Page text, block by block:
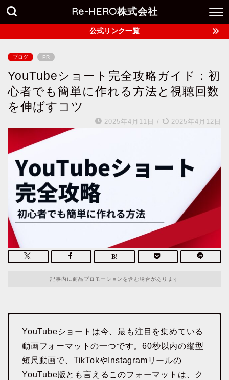
Re-HERO株式会社
公式リンク一覧
ブログ PR
YouTubeショート完全攻略ガイド：初
心者でも簡単に作れる方法と視聴回数
を伸ばすコツ
2025年4月11日 / 2025年4月12日
記事内に商品プロモーションを含む場合があります
YouTubeショートは今、最も注目を集めている
動画フォーマットの一つです。60秒以内の縦型
短尺動画で、TikTokやInstagramリールの
YouTube版とも言えるこのフォーマットは、ク